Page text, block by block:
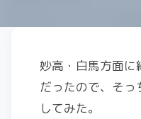
妙高・白馬方面に
だったので、そ
してみた。